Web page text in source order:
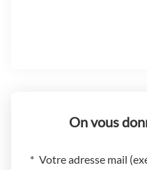
On vous
Votre adresse mail (